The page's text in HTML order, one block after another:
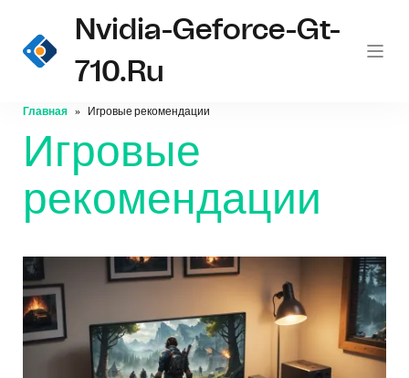
Nvidia-Geforce-Gt-
710.ru
Главная Игровые рекомендации
Игровые
рекомендации